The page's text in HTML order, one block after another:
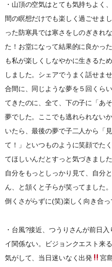
・山頂の空気はとても気持ちよく
間の瞑想だけでも楽しく過ごせま
った防寒具では寒さをしのぎきれ
た！お堂になって結果的に良かっ
も私が楽しくしなやかに生きるた
しました。シェアでうまく話せま
合間に、同じような夢を５回くら
てきたのに、全て、下の子に「あ
夢でした。ここでも逃れられない
いたら、最後の夢で子二人から「
て！」といつものように笑顔でた
てほしいんだとすっと気づきまし
自分をもっとしっかり見て、自分
ん、と頷くと子らが笑ってました
倒くさがらずに(笑)楽しく向き合っ
・台風?接近、つうりさんが前日
イ関係ない。ビジョンクエスト来る
気がして、当日迷いなく出発
宮